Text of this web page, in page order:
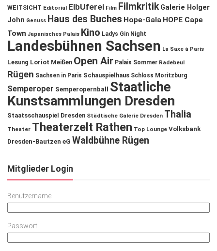
WEITSICHT Editorial ElbUferei Film Filmkritik Galerie Holger
John Genuss Haus des Buches Hope-Gala HOPE Cape
Town Japanisches Palais Kino Ladys Gin Night
Landesbühnen Sachsen La Saxe à Paris
Lesung Loriot Meißen Open Air Palais Sommer Radebeul
Rügen Sachsen in Paris Schauspielhaus Schloss Moritzburg
Semperoper Semperopernball
Staatliche
Kunstsammlungen Dresden
Staatsschauspiel Dresden Städtische Galerie Dresden Thalia
Theater Theaterzelt Rathen Top Lounge Volksbank
Dresden-Bautzen eG Waldbühne Rügen
Mitglieder Login
Benutzername
Passwort